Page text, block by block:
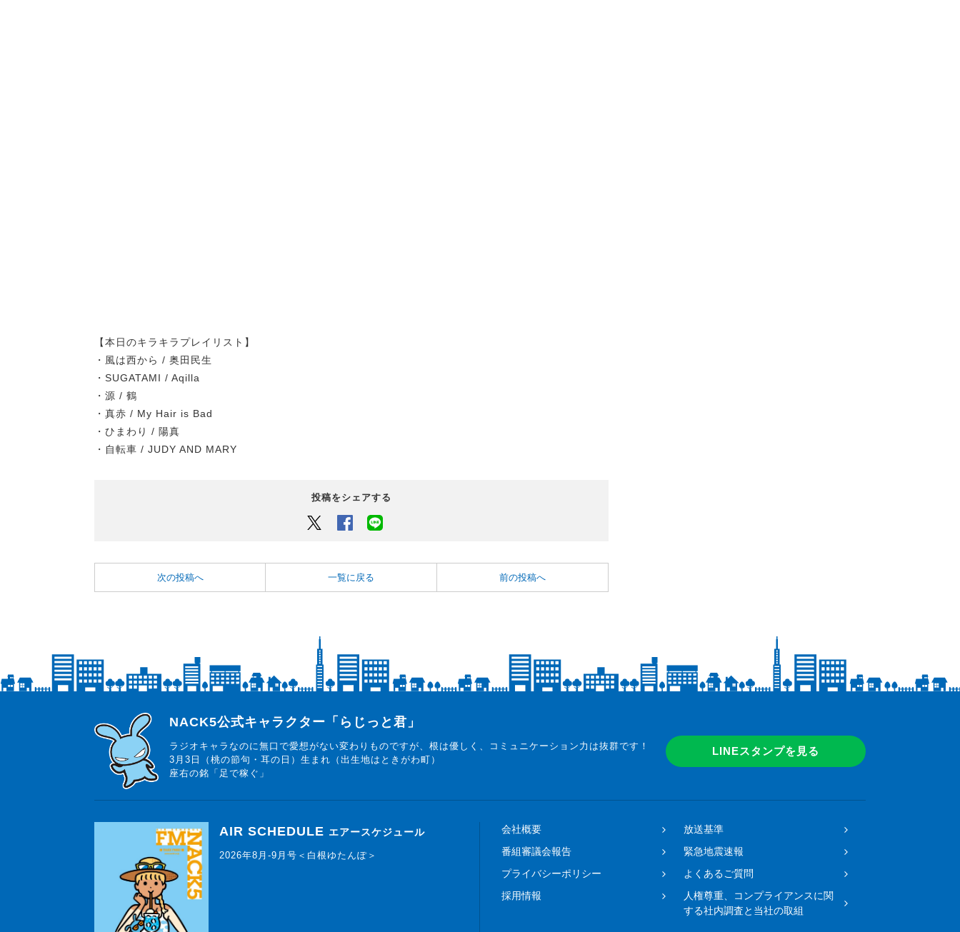
【本日のキラキラプレイリスト】
・風は西から / 奥田民生
・SUGATAMI / Aqilla
・源 / 鶴
・真赤 / My Hair is Bad
・ひまわり / 陽真
・自転車 / JUDY AND MARY
投稿をシェアする
Twitter Facebook
次の投稿へ 一覧に戻る 前の投稿へ
らじっと君
NACK5公式キャラクター「らじっと君」
ラジオキャラなのに無口で愛想がない変わりものですが、根は優しく、コミュニケーション力は抜群です！
3月3日（桃の節句・耳の日）生まれ（出生地はときがわ町）
座右の銘「足で稼ぐ」
LINEスタンプを見る
AIR SCHEDULE エアースケジュール
2026年8月-9月号＜白根ゆたんぽ＞
会社概要
放送基準
番組審議会報告
緊急地震速報
プライバシーポリシー
よくあるご質問
採用情報
人権尊重、コンプライアンスに関
する社内調査と当社の取組